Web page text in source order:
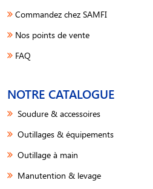
Commandez chez SAMFI
Nos points de vente
FAQ
NOTRE CATALOGUE
Soudure & accessoires
Outillages & équipements
Outillage à main
Manutention & levage